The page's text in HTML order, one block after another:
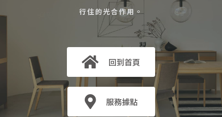
行住的光合作用。
回到首頁
服務據點